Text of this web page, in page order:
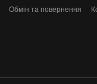
Обмін та повернення